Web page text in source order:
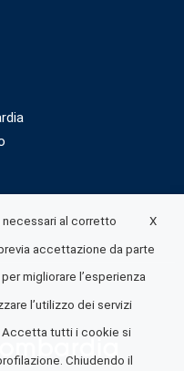
X
al corretto
accettazione da parte
migliorare l’esperienza
l’utilizzo dei servizi
Accetta tutti i cookie si
Chiudendo il